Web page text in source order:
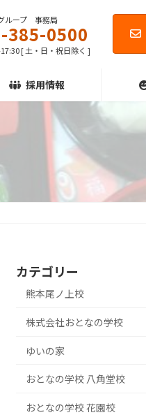
ループ 事務局
385-0500
[ 土・日・祝日除く ]
採用情報
カテゴリー
熊本尾ノ上校
株式会社おとなの学校
ゆいの家
おとなの学校 八角堂校
おとなの学校 花園校